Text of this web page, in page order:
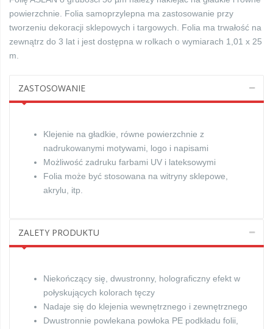
powierzchnie. Folia samoprzylepna ma zastosowanie przy
tworzeniu dekoracji sklepowych i targowych. Folia ma trwałość na
zewnątrz do 3 lat i jest dostępna w rolkach o wymiarach 1,01 x 25
m.
ZASTOSOWANIE
Klejenie na gładkie, równe powierzchnie z
nadrukowanymi motywami, logo i napisami
Możliwość zadruku farbami UV i lateksowymi
Folia może być stosowana na witryny sklepowe,
akrylu, itp.
ZALETY PRODUKTU
Niekończący się, dwustronny, holograficzny efekt w
połyskujących kolorach tęczy
Nadaje się do klejenia wewnętrznego i zewnętrznego
Dwustronnie powlekana powłoka PE podkładu folii,